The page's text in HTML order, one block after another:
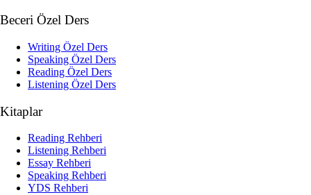
Beceri Özel Ders
Writing Özel Ders
Speaking Özel Ders
Reading Özel Ders
Listening Özel Ders
Kitaplar
Reading Rehberi
Listening Rehberi
Essay Rehberi
Speaking Rehberi
YDS Rehberi